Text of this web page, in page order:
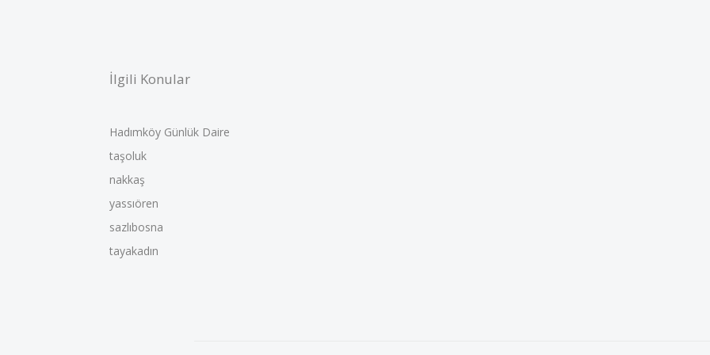
İlgili Konular
Hadımköy Günlük Daire
taşoluk
nakkaş
yassıören
sazlıbosna
tayakadın